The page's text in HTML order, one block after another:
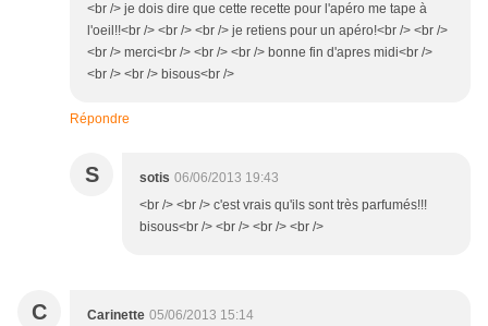
<br /> je dois dire que cette recette pour l'apéro me tape à
l'oeil!!<br /> <br /> <br /> je retiens pour un apéro!<br /> <br />
<br /> merci<br /> <br /> <br /> bonne fin d'apres midi<br />
<br /> <br /> bisous<br />
Répondre
S sotis 06/06/2013 19:43
<br /> <br /> c'est vrais qu'ils sont très parfumés!!!
bisous<br /> <br /> <br /> <br />
C Carinette 05/06/2013 15:14